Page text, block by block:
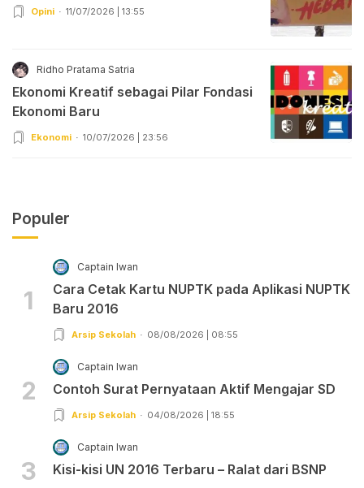
Opini 11/07/2026 | 13:55
Ridho Pratama Satria
Ekonomi Kreatif sebagai Pilar Fondasi
Ekonomi Baru
Ekonomi 10/07/2026 | 23:56
Populer
1
Captain Iwan
Cara Cetak Kartu NUPTK pada Aplikasi NUPTK
Baru 2016
Arsip Sekolah 08/08/2026 | 08:55
2
Captain Iwan
Contoh Surat Pernyataan Aktif Mengajar SD
Arsip Sekolah 04/08/2026 | 18:55
3
Captain Iwan
Kisi-kisi UN 2016 Terbaru – Ralat dari BSNP